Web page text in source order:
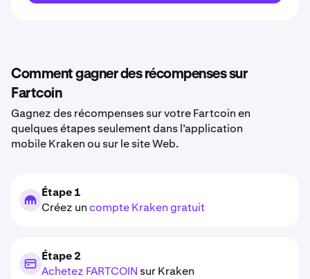
Comment gagner des récompenses sur
Fartcoin
Gagnez des récompenses sur votre Fartcoin en
quelques étapes seulement dans l’application
mobile Kraken ou sur le site Web.
Étape 1
Créez uncompte Kraken gratuit
Étape 2
Achetez FARTCOIN sur Kraken